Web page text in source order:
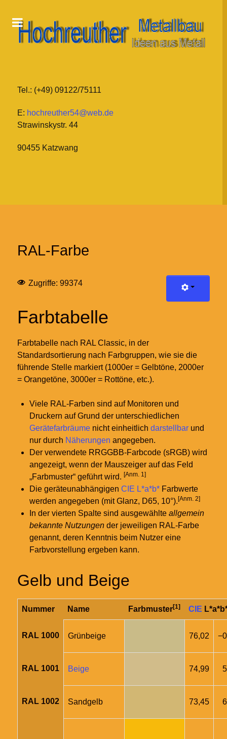
Tel.: (+49) 09122/75111
E: hochreuther54@web.de
Strawinskystr. 44
90455 Katzwang
RAL-Farbe
Zugriffe: 99374
Farbtabelle
Farbtabelle nach RAL Classic, in der
Standardsortierung nach Farbgruppen, wie sie die
führende Stelle markiert (1000er = Gelbtöne, 2000er
= Orangetöne, 3000er = Rottöne, etc.).
Viele RAL-Farben sind auf Monitoren und
Druckern auf Grund der unterschiedlichen
Gerätefarbräume nicht einheitlich darstellbar und
nur durch Näherungen angegeben.
Der verwendete RRGGBB-Farbcode (sRGB) wird
angezeigt, wenn der Mauszeiger auf das Feld
„Farbmuster“ geführt wird. [Anm. 1]
Die geräteunabhängigen CIE L*a*b* Farbwerte
werden angegeben (mit Glanz, D65, 10°).[Anm. 2]
In der vierten Spalte sind ausgewählte allgemein
bekannte Nutzungen der jeweiligen RAL-Farbe
genannt, deren Kenntnis beim Nutzer eine
Farbvorstellung ergeben kann.
Gelb und Beige
Nummer Name Farbmuster[1] CIE
RAL 1000 Grünbeige 76,02
RAL 1001 Beige 74,99
RAL 1002 Sandgelb 73,45